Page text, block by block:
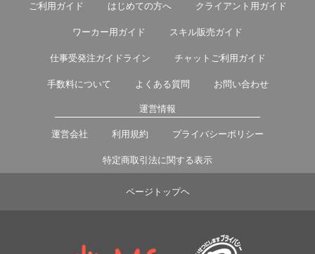
ご利用ガイド はじめての方へ クライアント用ガイド
ワーカー用ガイド スキル販売ガイド
仕事受発注ガイドライン チャットご利用ガイド
手数料について よくある質問 お問い合わせ
運営情報
運営会社 利用規約 プライバシーポリシー
特定商取引法に関する表示
ページトップヘ